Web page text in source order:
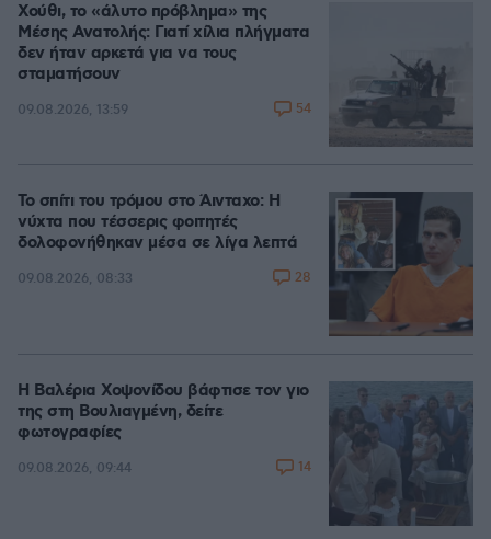
Χούθι, το «άλυτο πρόβλημα» της
Μέσης Ανατολής: Γιατί χίλια πλήγματα
δεν ήταν αρκετά για να τους
σταματήσουν
09.08.2026, 13:59 54
Το σπίτι του τρόμου στο Άινταχο: Η
νύχτα που τέσσερις φοιτητές
δολοφονήθηκαν μέσα σε λίγα λεπτά
09.08.2026, 08:33 28
Η Βαλέρια Χοψονίδου βάφτισε τον γιο
της στη Βουλιαγμένη, δείτε
φωτογραφίες
09.08.2026, 09:44 14